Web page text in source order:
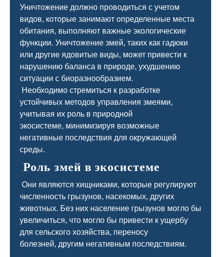
Уничтожение должно проводиться с учетом
видов, которые занимают определенные места
обитания, выполняют важные экологические
функции. Уничтожение змей, таких как гадюки
или другие ядовитые виды, может привести к
нарушению баланса в природе, ухудшению
ситуации с биоразнообразием.
Необходимо стремиться к разработке
устойчивых методов управления змеями,
учитывая их роль в природной
экосистеме, минимизируя возможные
негативные последствия для окружающей
среды.
Роль змей в экосистеме
Они являются хищниками, которые регулируют
численность грызунов, насекомых, других
животных. Без них население грызунов могло бы
увеличиться, что могло бы привести к ущербу
для сельского хозяйства, переносу
болезней, другим негативным последствиям.